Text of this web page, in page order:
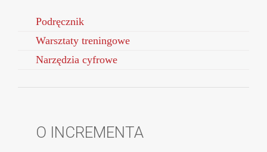
Podręcznik
Warsztaty treningowe
Narzędzia cyfrowe
O INCREMENTA